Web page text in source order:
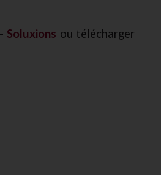
Soluxions ou télécharger